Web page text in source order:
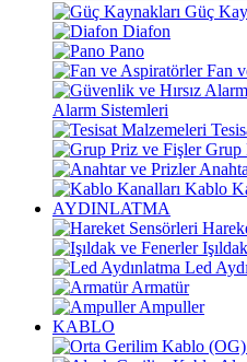
Güç
Diafon
Pano
Fan
Alarm Sistemleri
Grup
Kablo
AYDINLATMA
Led
Armatür
Ampuller
KABLO